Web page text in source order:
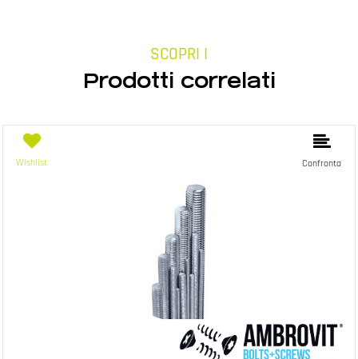
SCOPRI I
Prodotti correlati
Wishlist Confronta